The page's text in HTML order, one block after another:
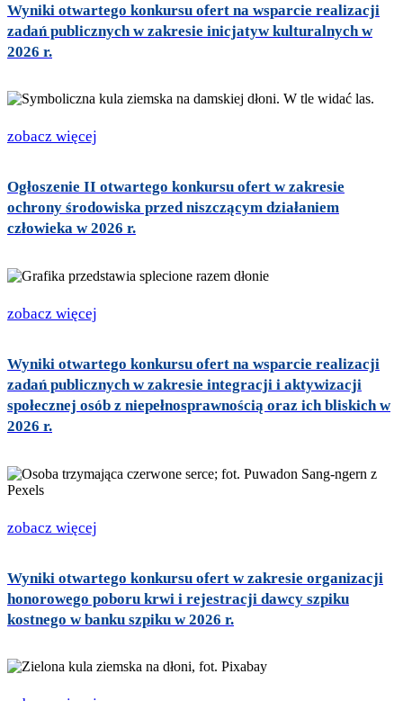
Wyniki otwartego konkursu ofert na wsparcie realizacji
zadań publicznych w zakresie inicjatyw kulturalnych w
2026 r.
zobacz więcej
Ogłoszenie II otwartego konkursu ofert w zakresie
ochrony środowiska przed niszczącym działaniem
człowieka w 2026 r.
zobacz więcej
Wyniki otwartego konkursu ofert na wsparcie realizacji
zadań publicznych w zakresie integracji i aktywizacji
społecznej osób z niepełnosprawnością oraz ich bliskich w
2026 r.
zobacz więcej
Wyniki otwartego konkursu ofert w zakresie organizacji
honorowego poboru krwi i rejestracji dawcy szpiku
kostnego w banku szpiku w 2026 r.